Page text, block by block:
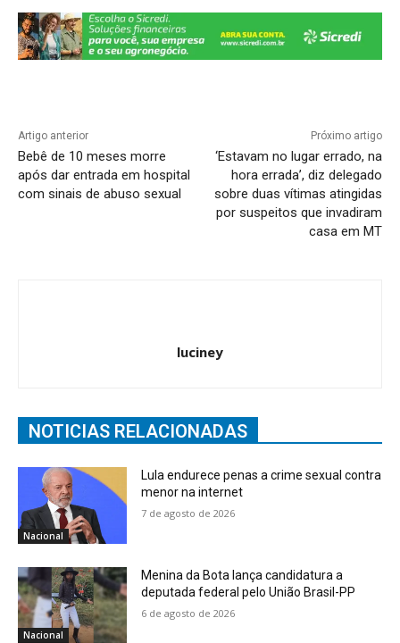
k
Artigo anterior
Bebê de 10 meses morre
após dar entrada em hospital
com sinais de abuso sexual
Próximo artigo
‘Estavam no lugar errado, na
hora errada’, diz delegado
sobre duas vítimas atingidas
por suspeitos que invadiram
casa em MT
luciney
NOTICIAS RELACIONADAS
Nacional
Lula endurece penas a crime sexual contra
menor na internet
7 de agosto de 2026
Nacional
Menina da Bota lança candidatura a
deputada federal pelo União Brasil-PP
6 de agosto de 2026